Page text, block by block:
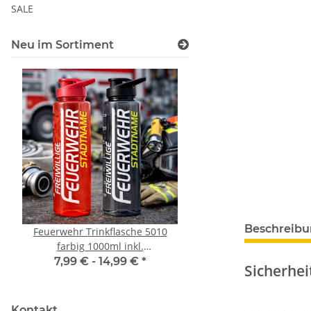
SALE
Neu im Sortiment
Feuerwehr Trinkflasche 5010
farbig 1000ml inkl.
Wunschnamen
7,99 € - 14,99 € *
10x T-Shirt Herren
Premium B&C
Druckposition